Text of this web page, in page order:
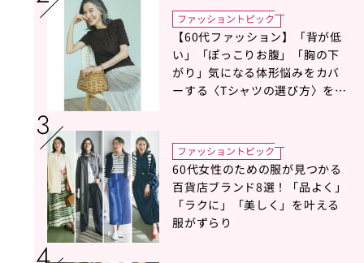
ファッショントピック
【60代ファッション】「背が低
い」「ぽっこりお腹」「胸の下
がり」気になる体形悩みをカバ
ーする〈Tシャツの選び方〉をス
ファッショントピック
60代女性のための服が見つかる
百貨店ブランド8選！「品よく」
「ラクに」「美しく」を叶える
服がずらり